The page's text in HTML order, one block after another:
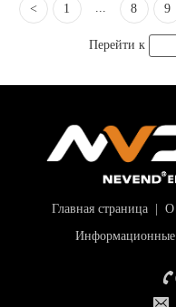
< 1 ... 8 9
Перейти к
Главная страница О